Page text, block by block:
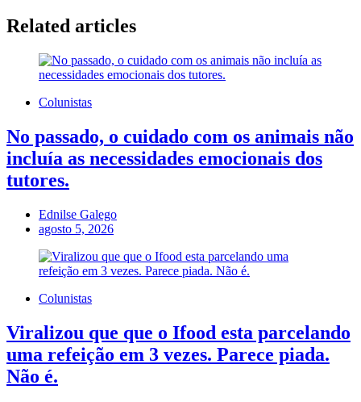
Related articles
Colunistas
No passado, o cuidado com os animais não
incluía as necessidades emocionais dos
tutores.
Ednilse Galego
agosto 5, 2026
Colunistas
Viralizou que que o Ifood esta parcelando
uma refeição em 3 vezes. Parece piada.
Não é.